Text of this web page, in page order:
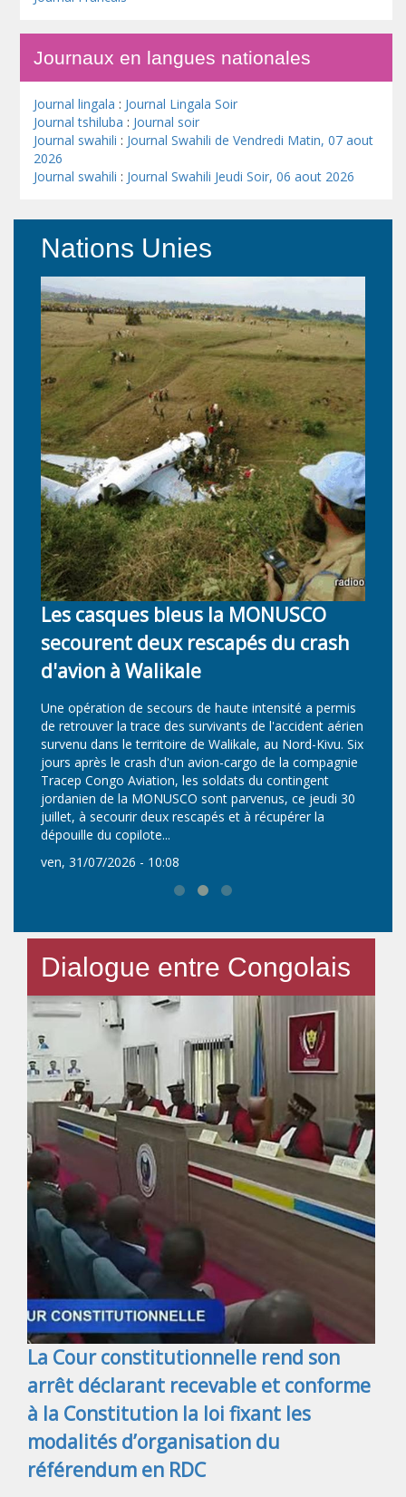
Journaux en langues nationales
Journal lingala : Journal Lingala Soir
Journal tshiluba : Journal soir
Journal swahili : Journal Swahili de Vendredi Matin, 07 aout
2026
Journal swahili : Journal Swahili Jeudi Soir, 06 aout 2026
Nations Unies
Les casques bleus la MONUSCO
secourent deux rescapés du crash
d'avion à Walikale
Une opération de secours de haute intensité a permis
de retrouver la trace des survivants de l'accident aérien
survenu dans le territoire de Walikale, au Nord-Kivu. Six
jours après le crash d'un avion-cargo de la compagnie
Tracep Congo Aviation, les soldats du contingent
jordanien de la MONUSCO sont parvenus, ce jeudi 30
juillet, à secourir deux rescapés et à récupérer la
dépouille du copilote...
ven, 31/07/2026 - 10:08
Dialogue entre Congolais
La Cour constitutionnelle rend son
arrêt déclarant recevable et conforme
à la Constitution la loi fixant les
modalités d’organisation du
référendum en RDC